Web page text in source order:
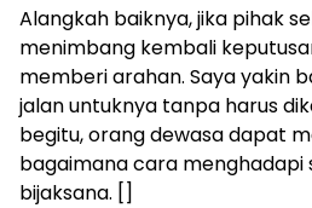
Alangkah baiknya, jika pihak
menimbang kembali
memberi arahan. Saya yakin
jalan untuknya tanpa harus
begitu, orang dewasa dapat
bagaimana cara menghadapi
bijaksana. []